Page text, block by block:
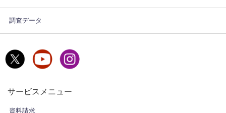
調査データ
サービスメニュー
資料請求